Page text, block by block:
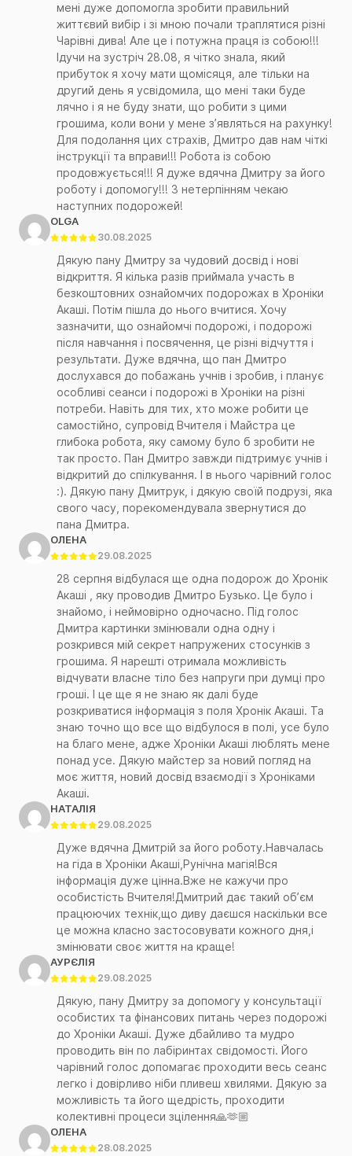
мені дуже допомогла зробити правильний
життєвий вибір і зі мною почали траплятися різні
Чарівні дива! Але це і потужна праця із собою!!!
Ідучи на зустріч 28.08, я чітко знала, який
прибуток я хочу мати щомісяця, але тільки на
другий день я усвідомила, що мені таки буде
лячно і я не буду знати, що робити з цими
грошима, коли вони у мене зʼявляться на рахунку!
Для подолання цих страхів, Дмитро дав нам чіткі
інструкції та вправи!!! Робота із собою
продовжується!!! Я дуже вдячна Дмитру за його
роботу і допомогу!!! З нетерпінням чекаю
наступних подорожей!
OLGA
30.08.2025
Дякую пану Дмитру за чудовий досвід і нові
відкриття. Я кілька разів приймала участь в
безкоштовних ознайомчих подорожах в Хроніки
Акаші. Потім пішла до нього вчитися. Хочу
зазначити, що ознайомчі подорожі, і подорожі
після навчання і посвячення, це різні відчуття і
результати. Дуже вдячна, що пан Дмитро
дослухався до побажань учнів і зробив, і планує
особливі сеанси і подорожі в Хроніки на різні
потреби. Навіть для тих, хто може робити це
самостійно, супровід Вчителя і Майстра це
глибока робота, яку самому було б зробити не
так просто. Пан Дмитро завжди підтримує учнів і
відкритий до спілкування. І в нього чарівний голос
:). Дякую пану Дмитрук, і дякую своїй подрузі, яка
свого часу, порекомендувала звернутися до
пана Дмитра.
ОЛЕНА
29.08.2025
28 серпня відбулася ще одна подорож до Хронік
Акаші , яку проводив Дмитро Бузько. Це було і
знайомо, і неймовірно одночасно. Під голос
Дмитра картинки змінювали одна одну і
розкрився мій секрет напружених стосунків з
грошима. Я нарешті отримала можливість
відчувати власне тіло без напруги при думці про
гроші. І це ще я не знаю як далі буде
розкриватися інформація з поля Хронік Акаші. Та
знаю точно що все що відбулося в полі, усе було
на благо мене, адже Хроніки Акаші люблять мене
понад усе. Дякую майстер за новий погляд на
моє життя, новий досвід взаємодії з Хроніками
Акаші.
НАТАЛІЯ
29.08.2025
Дуже вдячна Дмитрій за його роботу.Навчалась
на гіда в Хроніки Акаші,Рунічна магія!Вся
інформація дуже цінна.Вже не кажучи про
особистість Вчителя!Дмитрий дає такий обʼєм
працюючих технік,що диву даєшся наскільки все
це можна класно застосовувати кожного дня,і
змінювати своє життя на краще!
АУРЄЛІЯ
29.08.2025
Дякую, пану Дмитру за допомогу у консультації
особистих та фінансових питань через подорожі
до Хроніки Акаші. Дуже дбайливо та мудро
проводить він по лабіринтах свідомості. Його
чарівний голос допомагає проходити весь сеанс
легко і довірливо ніби пливеш хвилями. Дякую за
можливість та його щедрість, проходити
колективні процеси зцілення🙏🫶🏼
ОЛЕНА
28.08.2025